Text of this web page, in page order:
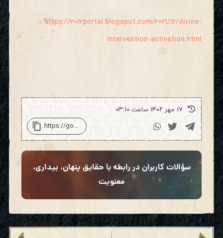
https://2012portal.blogspot.com/2021/12/divine-
intervention-activation.html
۱۷ مهر ۱۴۰۲ ساعت ۰۳:۱۰
سؤالات کاربران در رابطه با حقایق پنهان، بیداری،
معنویت